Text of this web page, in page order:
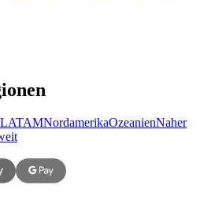
LATAMNordamerikaOzeanienNaher